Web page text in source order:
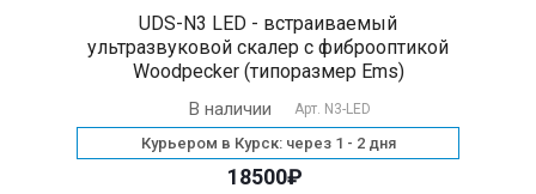
UDS-N3 LED - встраиваемый
ультразвуковой скалер с фиброоптикой
Woodpecker (типоразмер Ems)
В наличии Арт. N3-LED
Курьером в Курск: через 1 - 2 дня
18500₽